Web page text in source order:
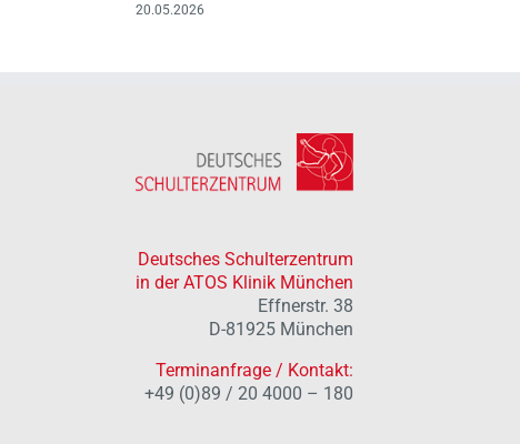
20.05.2026
Deutsches Schulterzentrum
in der ATOS Klinik München
Effnerstr. 38
D-81925 München
Terminanfrage / Kontakt:
+49 (0)89 / 20 4000 – 180